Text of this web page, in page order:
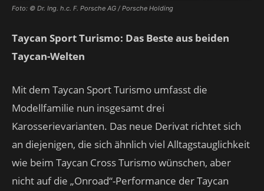
Foto: © Dr. Ing. h.c. F. Porsche AG / Porsche Holding
Taycan Sport Turismo: Das Beste aus beiden
Taycan-Welten
Mit dem Taycan Sport Turismo umfasst die
Modellfamilie nun insgesamt drei
Karosserievarianten. Das neue Derivat richtet sich
an diejenigen, die sich ähnlich viel Alltagstauglichkeit
wie beim Taycan Cross Turismo wünschen, aber
nicht auf die „Onroad“-Performance der Taycan